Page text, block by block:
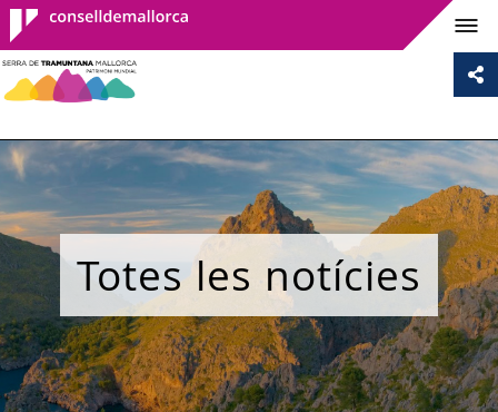
Consell de
Mallorca
Totes les notícies